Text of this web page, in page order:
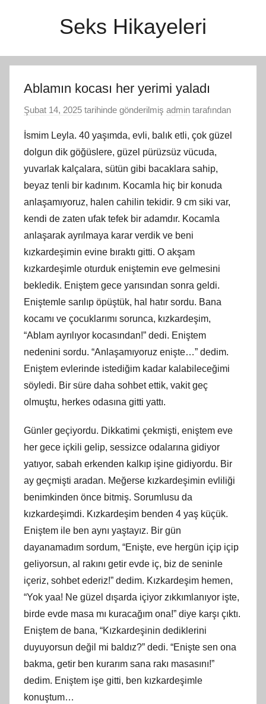
Seks Hikayeleri
Ablamın kocası her yerimi yaladı
Şubat 14, 2025 tarihinde gönderilmiş admin tarafından
İsmim Leyla. 40 yaşımda, evli, balık etli, çok güzel
dolgun dik göğüslere, güzel pürüzsüz vücuda,
yuvarlak kalçalara, sütün gibi bacaklara sahip,
beyaz tenli bir kadınım. Kocamla hiç bir konuda
anlaşamıyoruz, halen cahilin tekidir. 9 cm siki var,
kendi de zaten ufak tefek bir adamdır. Kocamla
anlaşarak ayrılmaya karar verdik ve beni
kızkardeşimin evine bıraktı gitti. O akşam
kızkardeşimle oturduk eniştemin eve gelmesini
bekledik. Eniştem gece yarısından sonra geldi.
Eniştemle sarılıp öpüştük, hal hatır sordu. Bana
kocamı ve çocuklarımı sorunca, kızkardeşim,
“Ablam ayrılıyor kocasından!” dedi. Eniştem
nedenini sordu. “Anlaşamıyoruz enişte…” dedim.
Eniştem evlerinde istediğim kadar kalabileceğimi
söyledi. Bir süre daha sohbet ettik, vakit geç
olmuştu, herkes odasına gitti yattı.
Günler geçiyordu. Dikkatimi çekmişti, eniştem eve
her gece içkili gelip, sessizce odalarına gidiyor
yatıyor, sabah erkenden kalkıp işine gidiyordu. Bir
ay geçmişti aradan. Meğerse kızkardeşimin evliliği
benimkinden önce bitmiş. Sorumlusu da
kızkardeşimdi. Kızkardeşim benden 4 yaş küçük.
Eniştem ile ben aynı yaştayız. Bir gün
dayanamadım sordum, “Enişte, eve hergün içip içip
geliyorsun, al rakını getir evde iç, biz de seninle
içeriz, sohbet ederiz!” dedim. Kızkardeşim hemen,
“Yok yaa! Ne güzel dışarda içiyor zıkkımlanıyor işte,
birde evde masa mı kuracağım ona!” diye karşı çıktı.
Eniştem de bana, “Kızkardeşinin dediklerini
duyuyorsun değil mi baldız?” dedi. “Enişte sen ona
bakma, getir ben kurarım sana rakı masasını!”
dedim. Eniştem işe gitti, ben kızkardeşimle
konuştum…